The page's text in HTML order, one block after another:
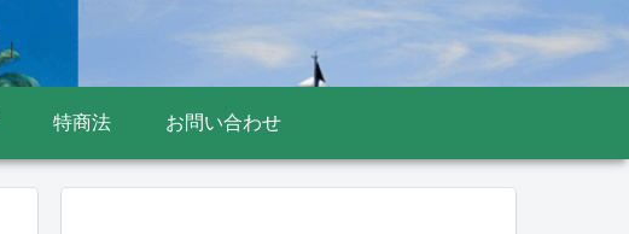
特商法 お問い合わせ